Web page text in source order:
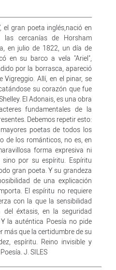
el gran poeta inglés,nació en
las cercanías de Horsham
en julio de 1822, un día de
en su barco a vela "Ariel",
por la borrasca, apareció
Vigreggio. Allí, en el pinar, se
su corazón que fue
El Adonais, es una obra
fundamentales de la
Debemos repetir esto:
poetas de todos los
de los románticos, no es, en
forma expresiva ni
por su espíritu. Espíritu
gran poeta. Y su grandeza
de una explicación
El espíritu no requiere
con la que la sensibilidad
del éxtasis, en la seguridad
la auténtica Poesía no pide
más que la certidumbre de su
espíritu. Reino invisible y
J. SILES